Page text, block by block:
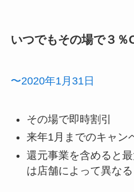
いつでもその場で３％
〜2020年1月31日
その場で即時割引
来年1月までのキャン
還元事業を含めると
は店舗によって異なる